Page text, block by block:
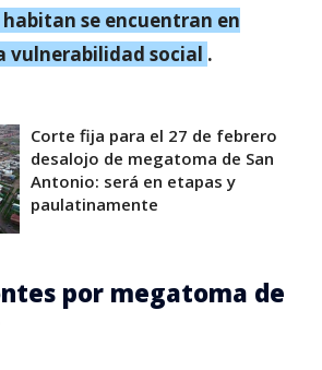
se encuentran en
vulnerabilidad social .
Corte fija para el 27 de febrero
desalojo de megatoma de San
Antonio: será en etapas y
paulatinamente
por megatoma de